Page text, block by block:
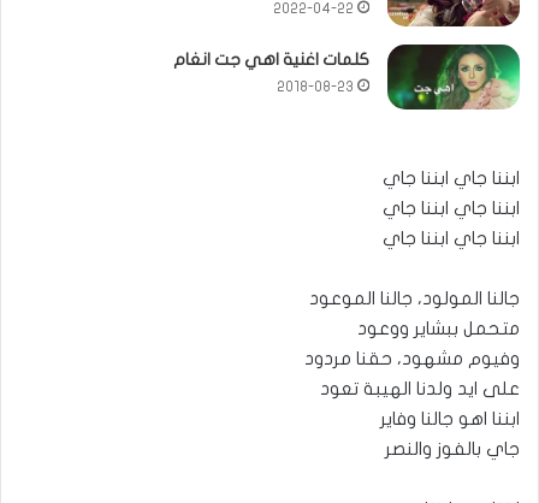
2022-04-22
كلمات اغنية اهي جت انغام
2018-08-23
ابننا جاي ابننا جاي
ابننا جاي ابننا جاي
ابننا جاي ابننا جاي
جالنا المولود، جالنا الموعود
متحمل ببشاير ووعود
وفيوم مشهود، حقنا مردود
على ايد ولدنا الهيبة تعود
ابننا اهو جالنا وفاير
جاي بالفوز والنصر